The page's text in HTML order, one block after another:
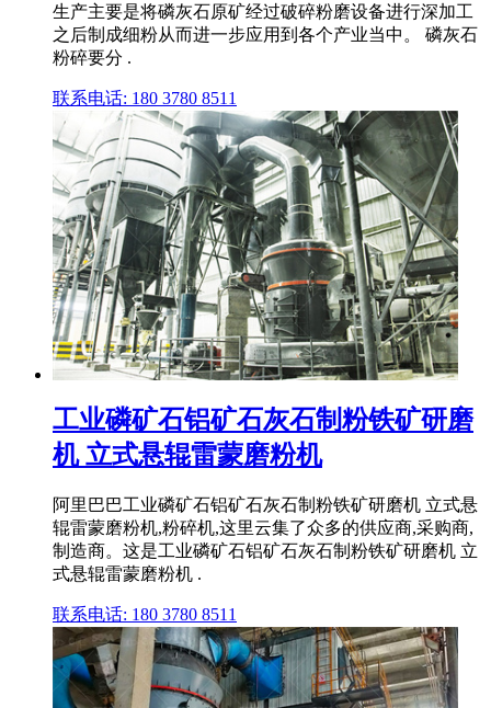
生产主要是将磷灰石原矿经过破碎粉磨设备进行深加工
之后制成细粉从而进一步应用到各个产业当中。 磷灰石
粉碎要分 .
联系电话: 180 3780 8511
工业磷矿石铝矿石灰石制粉铁矿研磨
机 立式悬辊雷蒙磨粉机
阿里巴巴工业磷矿石铝矿石灰石制粉铁矿研磨机 立式悬
辊雷蒙磨粉机,粉碎机,这里云集了众多的供应商,采购商,
制造商。这是工业磷矿石铝矿石灰石制粉铁矿研磨机 立
式悬辊雷蒙磨粉机 .
联系电话: 180 3780 8511